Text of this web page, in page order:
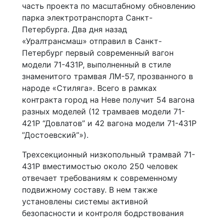
часть проекта по масштабному обновлению
парка электротранспорта Санкт-
Петербурга. Два дня назад
«Уралтрансмаш» отправил в Санкт-
Петербург первый современный вагон
модели 71-431Р, выполненный в стиле
знаменитого трамвая ЛМ-57, прозванного в
народе «Стиляга». Всего в рамках
контракта город на Неве получит 54 вагона
разных моделей (12 трамваев модели 71-
421Р “Довлатов” и 42 вагона модели 71-431Р
”Достоевский”»).
Трехсекционный низкопольный трамвай 71-
431Р вместимостью около 250 человек
отвечает требованиям к современному
подвижному составу. В нем также
установлены системы активной
безопасности и контроля бодрствования